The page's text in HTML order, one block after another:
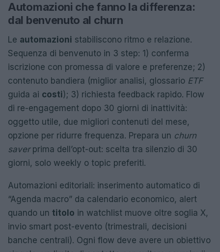
Automazioni che fanno la differenza:
dal benvenuto al churn
Le automazioni stabiliscono ritmo e relazione.
Sequenza di benvenuto in 3 step: 1) conferma
iscrizione con promessa di valore e preferenze; 2)
contenuto bandiera (miglior analisi, glossario ETF
guida ai costi); 3) richiesta feedback rapido. Flow
di re-engagement dopo 30 giorni di inattività:
oggetto utile, due migliori contenuti del mese,
opzione per ridurre frequenza. Prepara un churn
saverprima dell’opt-out: scelta tra silenzio di 30
giorni, solo weekly o topic preferiti.
Automazioni editoriali: inserimento automatico di
“Agenda macro” da calendario economico, alert
quando un titolo in watchlist muove oltre soglia X,
invio smart post-evento (trimestrali, decisioni
banche centrali). Ogni flow deve avere un obiettivo